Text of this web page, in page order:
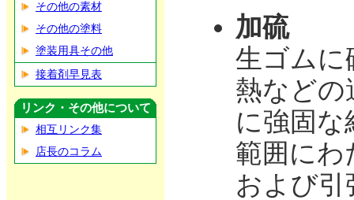
その他の素材
その他の塗料
塗装用具その他
接着剤早見表
リンク・その他について
相互リンク集
店長のコラム
加硫
生ゴムに
熱などの
に強固
範囲にわ
および引